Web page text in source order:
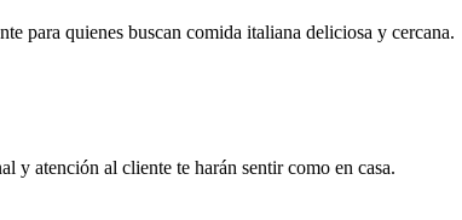
para quienes buscan comida italiana deliciosa y cercana.
y atención al cliente te harán sentir como en casa.